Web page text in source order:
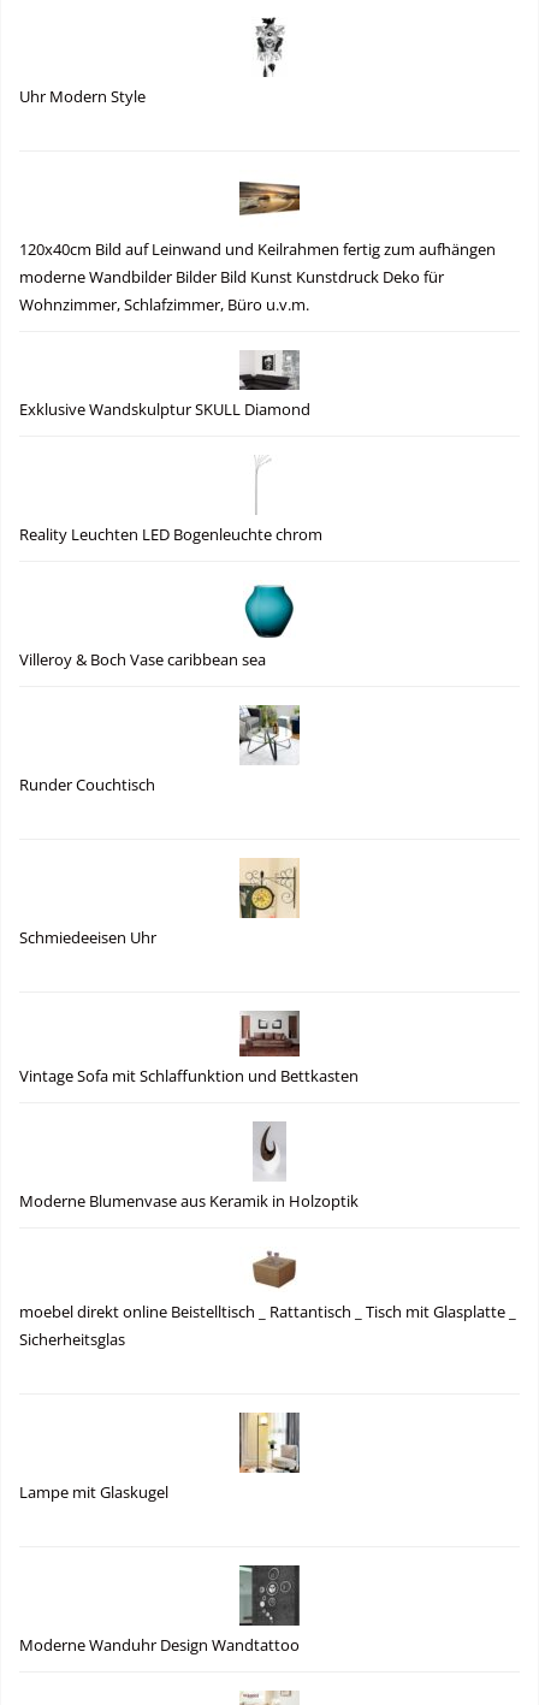
Uhr Modern Style
120x40cm Bild auf Leinwand und Keilrahmen fertig zum aufhängen
moderne Wandbilder Bilder Bild Kunst Kunstdruck Deko für
Wohnzimmer, Schlafzimmer, Büro u.v.m.
Exklusive Wandskulptur SKULL Diamond
Reality Leuchten LED Bogenleuchte chrom
Villeroy & Boch Vase caribbean sea
Runder Couchtisch
Schmiedeeisen Uhr
Vintage Sofa mit Schlaffunktion und Bettkasten
Moderne Blumenvase aus Keramik in Holzoptik
moebel direkt online Beistelltisch _ Rattantisch _ Tisch mit Glasplatte _
Sicherheitsglas
Lampe mit Glaskugel
Moderne Wanduhr Design Wandtattoo